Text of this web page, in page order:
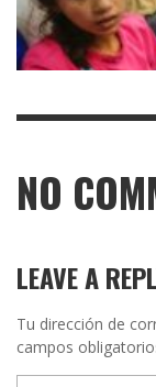
NO
LEAVE A
Tu dirección de
campos